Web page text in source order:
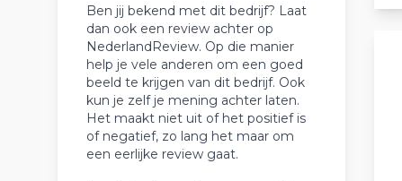
Ben jij bekend met dit bedrijf? Laat
dan ook een review achter op
NederlandReview. Op die manier
help je vele anderen om een goed
beeld te krijgen van dit bedrijf. Ook
kun je zelf je mening achter laten.
Het maakt niet uit of het positief is
of negatief, zo lang het maar om
een eerlijke review gaat.